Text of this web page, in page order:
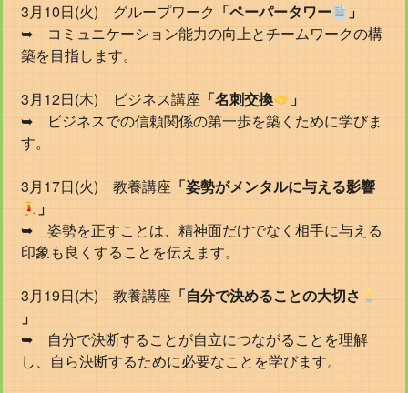
3月10日(火) グループワーク 「ペーパータワー
」
➥ コミュニケーション能力の向上とチームワークの構
築を目指します。
3月12日(木) ビジネス講座 「名刺交換
」
➥ ビジネスでの信頼関係の第一歩を築くために学びま
す。
3月17日(火) 教養講座 「姿勢がメンタルに与える影響
」
➥ 姿勢を正すことは、精神面だけでなく相手に与える
印象も良くすることを伝えます。
3月19日(木) 教養講座 「自分で決めることの大切さ
」
➥ 自分で決断することが自立につながることを理解
し、自ら決断するために必要なことを学びます。